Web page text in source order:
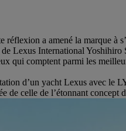
a amené la marque à
Lexus International
qui comptent parmi les
d’un yacht Lexus avec
de celle de l’étonnant concept